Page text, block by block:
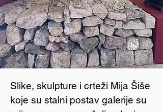
Slike, skulpture i crteži Mija Šiše
koje su stalni postav galerije su